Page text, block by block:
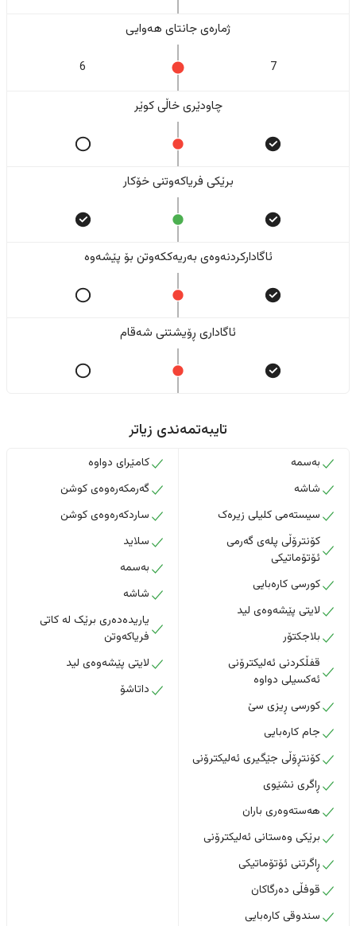
ژمارەی جانتای هەوایی
7
6
چاودێری خاڵی کوێر
برێکی فریاکەوتنی خۆکار
ئاگادارکردنەوەی بەریەککەوتن بۆ پێشەوە
ئاگاداری ڕۆیشتنی شەقام
تایبەتمەندی زیاتر
بەسمە
شاشە
سیستەمی کلیلی زیرەک
کۆنترۆڵی پلەی گەرمی
ئۆتۆماتیکی
کورسی کارەبایی
لایتی پێشەوەی لید
بلاجکتۆر
قفڵکردنی ئەلیکترۆنی
ئەکسیلی دواوە
کورسی ڕیزی سێ
جام کارەبایی
کۆنتڕۆڵی جێگیری ئەلیکترۆنی
ڕاگری نشێوی
هەستەوەری باران
برێکی وەستانی ئەلیکترۆنی
ڕاگرتنی ئۆتۆماتیکی
قوفڵی دەرگاکان
سندوقی کارەبایی
کامێرای دواوە
گەرمکەرەوەی کوشن
ساردکەرەوەی کوشن
سلاید
بەسمە
شاشە
یاریدەدەری برێک لە کاتی
فریاکەوتن
لایتی پێشەوەی لید
داتاشۆ